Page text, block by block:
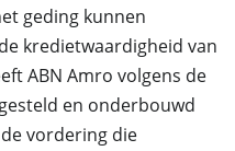
geding kunnen
kredietwaardigheid van
ABN Amro volgens de
en onderbouwd
vordering die